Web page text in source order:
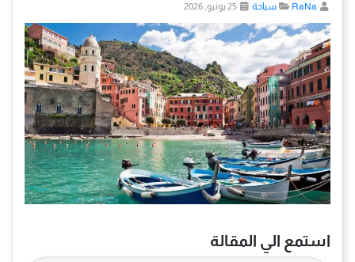
RaNa سياحة
استمع الي المقالة